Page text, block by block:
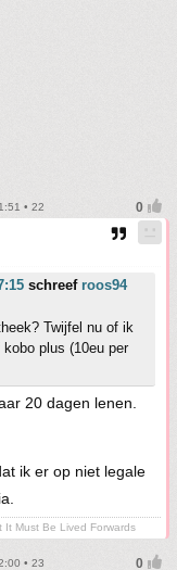
• 22
schreef roos94
Twijfel nu of ik
plus (10eu per
20 dagen lenen.
ik er op niet legale
It Must Be Lived Forwards
• 23